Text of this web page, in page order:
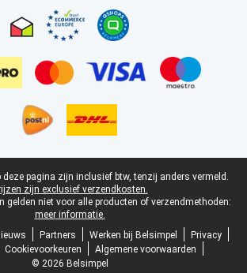
deze pagina zijn inclusief btw, tenzij anders vermeld.
zijn exclusief verzendkosten.
gelden niet voor alle producten of verzendmethoden:
meer informatie.
Partners Werken bij Belsimpel
Privacy
Cookievoorkeuren
Algemene voorwaarden
© 2026 Belsimpel